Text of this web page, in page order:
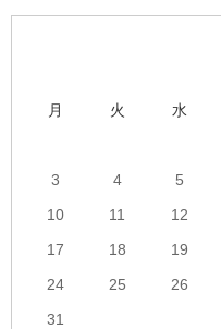
月 火 水
3
4 5
10
11 12
17
18 19
24
25 26
31